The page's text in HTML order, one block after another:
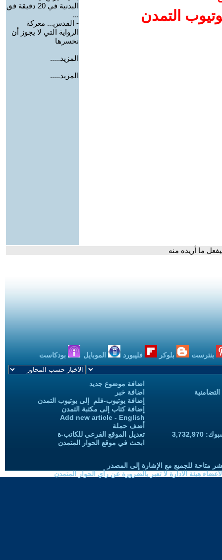
التمدن
البدنية في 20 دقيقة فق
...
- القدس... معركة
الرواية التي لا يجوز أن
نخسرها
المزيد.....
المزيد.....
ما أريده منه
بنترست بلوكر فليبورد الموبايل بودكاست
اضافة موضوع جديد
اضافة خبر
إضافة يوتيوب-فلم إلى يوتيوب التمدن
إضافة كتاب إلى مكتبة التمدن
Add new article - English
أضف حملة
تعديل الموقع الفرعي للكاتب-ة
ابحث في موقع الحوار المتمدن
متاحة للجميع مع الإشارة إلى المصدر
هيئة الادارة لا تعبر بالضرورة عن رأي الحوار المتمدن